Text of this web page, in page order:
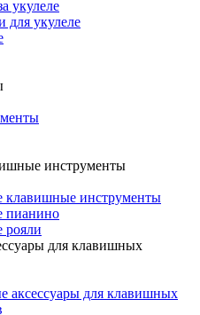
укулеле
для укулеле
инструменты
клавишные инструменты
пианино
рояли
для клавишных
аксессуары для клавишных